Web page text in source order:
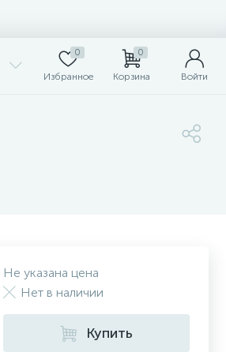
0
Избранное
0
Корзина Войти
Не указана цена
Нет в наличии
Купить